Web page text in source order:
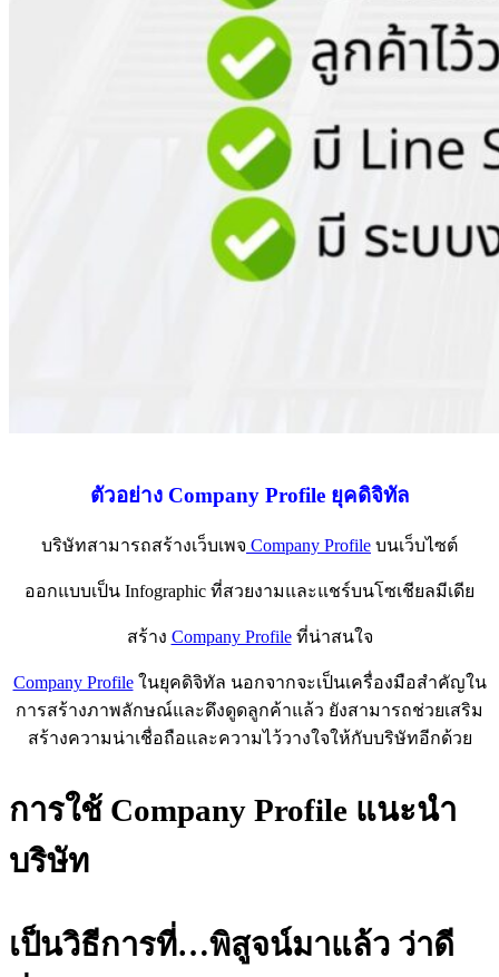
ตัวอย่าง Company Profile ยุคดิจิทัล
บริษัทสามารถสร้างเว็บเพจ Company Profile บนเว็บไซต์
ออกแบบเป็น Infographic ที่สวยงามและแชร์บนโซเชียลมีเดีย
สร้าง Company Profileที่น่าสนใจ
Company Profileในยุคดิจิทัล นอกจากจะเป็นเครื่องมือสำคัญใน
การสร้างภาพลักษณ์และดึงดูดลูกค้าแล้ว ยังสามารถช่วยเสริม
สร้างความน่าเชื่อถือและความไว้วางใจให้กับบริษัทอีกด้วย
การใช้ Company Profile แนะนำ
บริษัท
เป็นวิธีการที่…พิสูจน์มาแล้ว ว่าดี